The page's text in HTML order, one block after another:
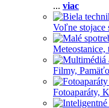
... viac
Voľne stojace
Meteostanice,
Filmy,
Fotoaparáty,